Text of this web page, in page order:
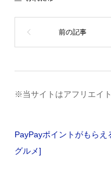
※当サイトはアフリエイ
PayPayポイントがもら
グルメ]